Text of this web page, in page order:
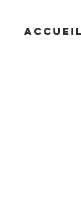
ACCUEIL